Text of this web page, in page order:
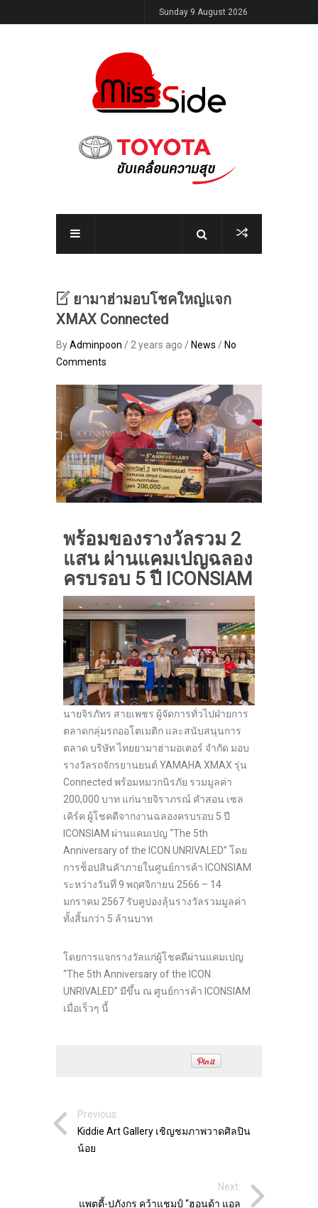
Sunday 9 August 2026
ยามาฮ่ามอบโชคใหญ่แจก
XMAX Connected
ByAdminpoon / 2 years ago / News / No
Comments
พร้อมของรางวัลรวม 2
แสน ผ่านแคมเปญฉลอง
ครบรอบ 5 ปี ICONSIAM
นายจิรภัทร สายเพชร ผู้จัดการทั่วไปฝ่ายการ
ตลาดกลุ่มรถออโตเมติก และสนับสนุนการ
ตลาด บริษัท ไทยยามาฮ่ามอเตอร์ จำกัด มอบ
รางวัลรถจักรยานยนต์ YAMAHA XMAX รุ่น
Connected พร้อมหมวกนิรภัย รวมมูลค่า
200,000 บาท แก่นายจิราภรณ์ คำสอน เซล
เคิร์ค ผู้โชคดีจากงานฉลองครบรอบ 5 ปี
ICONSIAM ผ่านแคมเปญ “The 5th
Anniversary of the ICON UNRIVALED” โดย
การช็อปสินคัาภายในศูนย์การค้า ICONSIAM
ระหว่างวันทึ่ 9 พฤศจิกายน 2566 – 14
มกราคม 2567 รับคูปองลุ้นรางวัลรวมมูลค่า
ทั้งสิ้นกว่า 5 ล้านบาท
โดยการแจกรางวัลแก่ผู้โชคดีผ่านแคมเปญ
“The 5th Anniversary of the ICON
UNRIVALED” มีขึ้น ณ ศูนย์การค้า ICONSIAM
เมื่อเร็วๆ นี้
Previous:
Kiddie Art Gallery เชิญชมภาพวาดศิลปิน
น้อย
Next:
แพตตี้-ปภังกร คว้าแชมป์ “ฮอนด้า แอล